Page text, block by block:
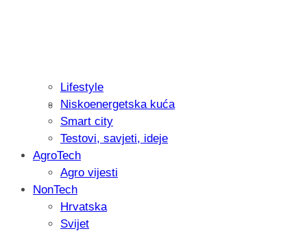
Isprobali smo: Thermostar
Lifestyle
Niskoenergetska kuća
Smart city
Testovi, savjeti, ideje
AgroTech
Agro vijesti
NonTech
Hrvatska
Svijet